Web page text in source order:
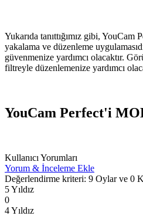
Yukarıda tanıttığımız gibi,
yakalama ve düzenleme
güvenmenize yardımcı olacaktır.
filtreyle düzenlemenize yardımcı
YouCam Perfect'i
Kullanıcı Yorumları
Yorum & İnceleme Ekle
Değerlendirme kriteri: 9 Oylar ve 0
5 Yıldız
0
4 Yıldız